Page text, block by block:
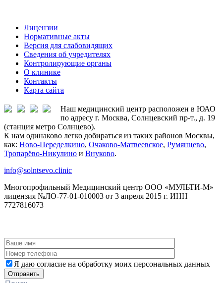
Лицензии
Нормативные акты
Версия для слабовидящих
Сведения об учредителях
Контролирующие органы
О клинике
Контакты
Карта сайта
Наш медицинский центр расположен в ЮАО
по адресу г. Москва, Солнцевский пр-т., д. 19
(станция метро Солнцево).
К нам одинаково легко добираться из таких районов Москвы,
как: Ново-Переделкино, Очаково-Матвеевское, Румянцево,
Тропарёво-Никулино и Внуково.
info@solntsevo.clinic
Многопрофильный Медицинский центр ООО «МУЛЬТИ-М»
лицензия №ЛО-77-01-010003 от 3 апреля 2015 г. ИНН
7727816073
Я даю согласие на обработку моих персональных данных